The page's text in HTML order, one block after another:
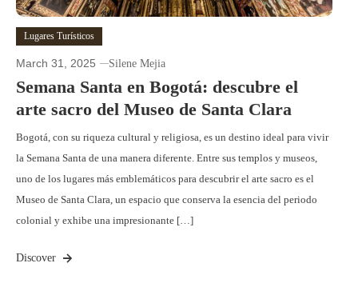
Lugares Turísticos
March 31, 2025 Silene Mejia
Semana Santa en Bogotá: descubre el
arte sacro del Museo de Santa Clara
Bogotá, con su riqueza cultural y religiosa, es un destino ideal para vivir
la Semana Santa de una manera diferente. Entre sus templos y museos,
uno de los lugares más emblemáticos para descubrir el arte sacro es el
Museo de Santa Clara, un espacio que conserva la esencia del periodo
colonial y exhibe una impresionante […]
Discover